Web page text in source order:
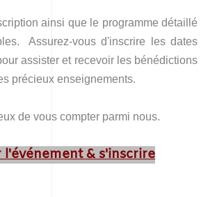
ainsi que le programme détaillé
Assurez-vous d'inscrire les dates
assister et recevoir les bénédictions
précieux enseignements.
de vous compter parmi nous.
& s'inscrire